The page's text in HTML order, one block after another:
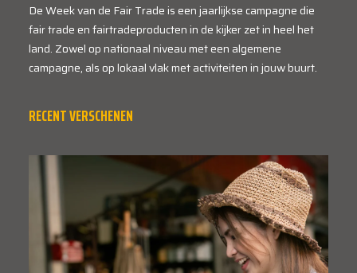
De Week van de Fair Trade is een jaarlijkse campagne die
fair trade en fairtradeproducten in de kijker zet in heel het
land. Zowel op nationaal niveau met een algemene
campagne, als op lokaal vlak met activiteiten in jouw buurt.
RECENT VERSCHENEN